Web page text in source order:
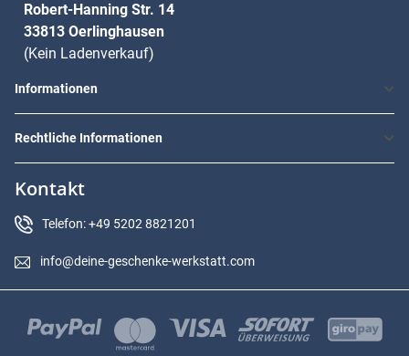
Robert-Hanning Str. 14
33813 Oerlinghausen
(Kein Ladenverkauf)
Informationen
Rechtliche Informationen
Kontakt
Telefon: +49 5202 8821201
info@deine-geschenke-werkstatt.com